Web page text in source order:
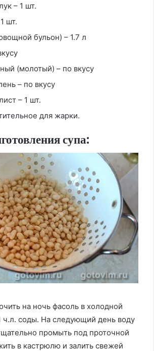
– 1 шт.
шт.
бульон) – 1.7 л
(молотый) – по вкусу
– по вкусу
– 1 шт.
для жарки.
супа:
на ночь фасоль в холодной
ч.л. соды. На следующий день воду
промыть под проточной
в кастрюлю и залить свежей